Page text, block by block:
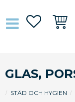
Favoriter
GLAS,
STÄD OCH HYGIEN